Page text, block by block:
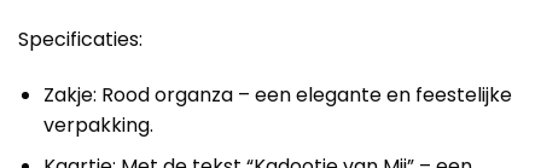
Specificaties:
Zakje: Rood organza – een elegante en feestelijke
verpakking.